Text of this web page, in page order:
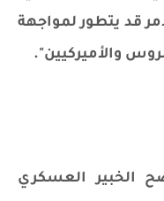
قد يتطور لمواجهة
والأميركيين".
الخبير العسكري